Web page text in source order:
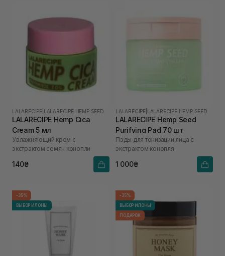
LALARECIPE LALARECIPE HEMP SEED
LALARECIPE Hemp Cica
Cream 5 мл
Увлажняющий крем с
экстрактом семян конопли
140₴
LALARECIPE LALARECIPE HEMP SEED
LALARECIPE Hemp Seed
Purifying Pad 70 шт
Пэды для тонизации лица с
экстрактом конопля
1 000₴
-35%
ВЫБОР ИЛОНЫ
-35%
ВЫБОР ИЛОНЫ
ПОДАРОК